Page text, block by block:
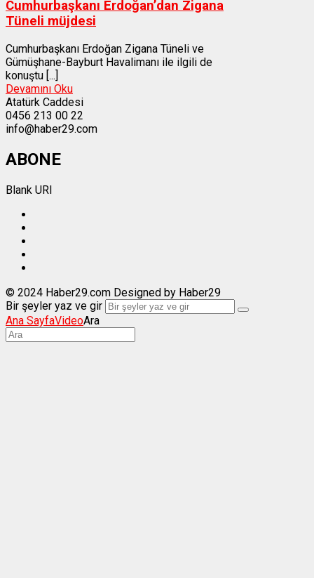
Cumhurbaşkanı Erdoğan’dan Zigana
Tüneli müjdesi
Cumhurbaşkanı Erdoğan Zigana Tüneli ve
Gümüşhane-Bayburt Havalimanı ile ilgili de
konuştu [...]
Devamını Oku
Atatürk Caddesi
0456 213 00 22
info@haber29.com
ABONE
Blank URI
© 2024 Haber29.com Designed by Haber29
Bir şeyler yaz ve gir
Ana SayfaVideoAra